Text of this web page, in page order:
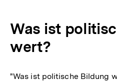
Was ist
wert?
"Was ist politische Bildung